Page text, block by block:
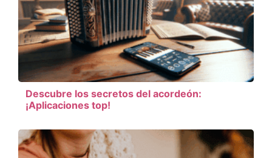
Descubre los secretos del acordeón:
¡Aplicaciones top!